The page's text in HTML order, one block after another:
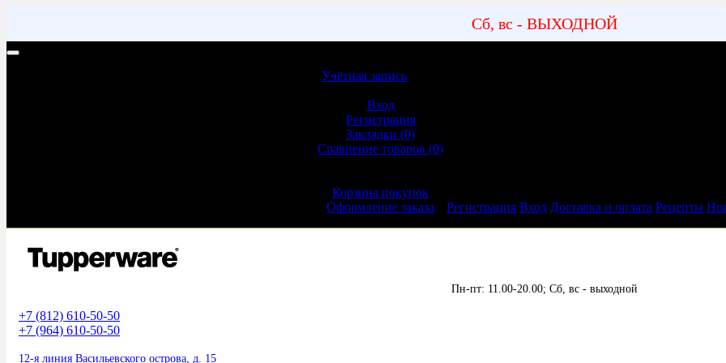
Сб, вс - ВЫХОДНОЙ
Учётная запись
Вход
Регистрация
Закладки (0)
Сравнение товаров (0)
Корзина покупок
Оформление заказа
Регистрация Вход Доставка и оплата Рецепты
Пн-пт: 11.00-20.00; Сб, вс - выходной
+7 (812) 610-50-50
+7 (964) 610-50-50
12-я линия Васильевского острова, д. 15